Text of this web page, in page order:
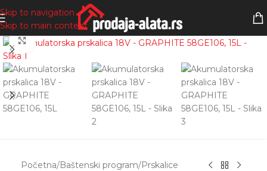
Skip to navigation
Skip to main content
Zumiranje
Početna/Baštenski program/Prskalice